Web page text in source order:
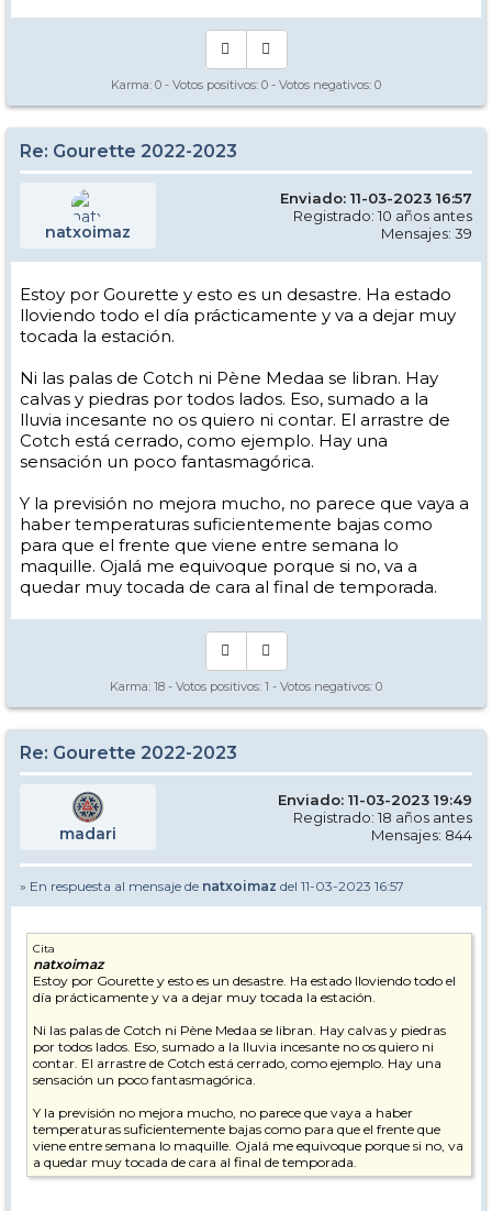
Karma: 0 - Votos positivos: 0 - Votos negativos: 0
Re: Gourette 2022-2023
natxoimaz
Enviado: 11-03-2023 16:57
Registrado: 10 años antes
Mensajes: 39
Estoy por Gourette y esto es un desastre. Ha estado
lloviendo todo el día prácticamente y va a dejar muy
tocada la estación.
Ni las palas de Cotch ni Pène Medaa se libran. Hay
calvas y piedras por todos lados. Eso, sumado a la
lluvia incesante no os quiero ni contar. El arrastre de
Cotch está cerrado, como ejemplo. Hay una
sensación un poco fantasmagórica.
Y la previsión no mejora mucho, no parece que vaya a
haber temperaturas suficientemente bajas como
para que el frente que viene entre semana lo
maquille. Ojalá me equivoque porque si no, va a
quedar muy tocada de cara al final de temporada.
Karma: 18 - Votos positivos: 1 - Votos negativos: 0
Re: Gourette 2022-2023
madari
Enviado: 11-03-2023 19:49
Registrado: 18 años antes
Mensajes: 844
» En respuesta al mensaje de natxoimaz del 11-03-2023 16:57
Cita
natxoimaz
Estoy por Gourette y esto es un desastre. Ha estado lloviendo todo el
día prácticamente y va a dejar muy tocada la estación.
Ni las palas de Cotch ni Pène Medaa se libran. Hay calvas y piedras
por todos lados. Eso, sumado a la lluvia incesante no os quiero ni
contar. El arrastre de Cotch está cerrado, como ejemplo. Hay una
sensación un poco fantasmagórica.
Y la previsión no mejora mucho, no parece que vaya a haber
temperaturas suficientemente bajas como para que el frente que
viene entre semana lo maquille. Ojalá me equivoque porque si no, va
a quedar muy tocada de cara al final de temporada.